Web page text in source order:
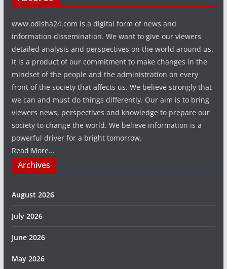
www.odisha24.com is a digital form of news and
information dissemination. We want to give our viewers
detailed analysis and perspectives on the world around us.
It is a product of our commitment to make changes in the
mindset of the people and the administration on every
front of the society that affects us. We believe strongly that
we can and must do things differently. Our aim is to bring
viewers news, perspectives and knowledge to prepare our
society to change the world. We believe information is a
powerful driver for a bright tomorrow.
Read More...
Archives
August 2026
July 2026
June 2026
May 2026